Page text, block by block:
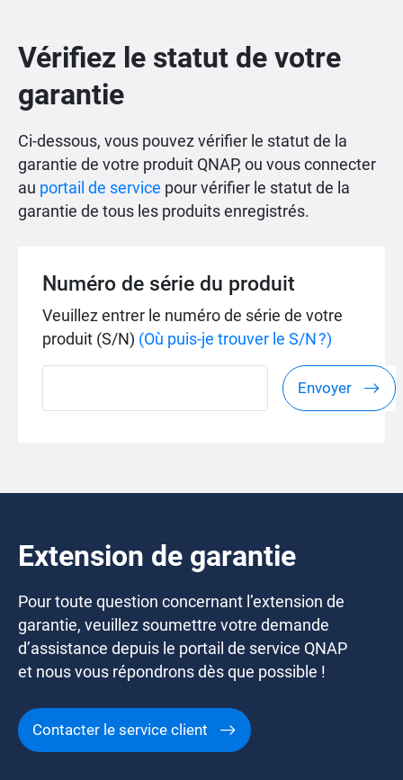
Vérifiez le statut de votre
garantie
Ci-dessous, vous pouvez vérifier le statut de la
garantie de votre produit QNAP, ou vous connecter
au portail de service pour vérifier le statut de la
garantie de tous les produits enregistrés.
Numéro de série du produit
Veuillez entrer le numéro de série de votre
produit (S/N) (Où puis-je trouver le S/N ?)
Envoyer
Extension de garantie
Pour toute question concernant l’extension de
garantie, veuillez soumettre votre demande
d’assistance depuis le portail de service QNAP
et nous vous répondrons dès que possible !
Contacter le service client